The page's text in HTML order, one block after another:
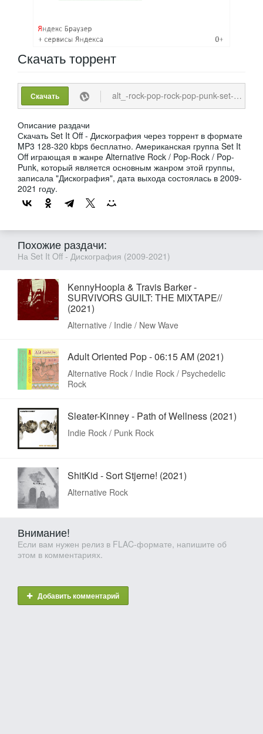
Скачатьторрент
Скачать alt_-rock-pop-rock-pop-punk-set-it-off-kollekcija-9-relizov-2009-2021-mp3-128-320-kbps.torrent
Описание раздачи
Скачать Set It Off - Дискография через торрент в формате
MP3 128-320 kbps бесплатно. Американская группа Set It
Off играющая в жанре Alternative Rock / Pop-Rock / Pop-
Punk, который является основным жанром этой группы,
записала "Дискография", дата выхода состоялась в 2009-
2021 году.
Похожие раздачи:
На Set It Off - Дискография (2009-2021)
KennyHoopla & Travis Barker -
SURVIVORS GUILT: THE MIXTAPE//
(2021)
Alternative / Indie / New Wave
Adult Oriented Pop - 06:15 AM (2021)
Alternative Rock / Indie Rock / Psychedelic
Rock
Sleater-Kinney - Path of Wellness (2021)
Indie Rock / Punk Rock
ShitKid - Sort Stjerne! (2021)
Alternative Rock
Внимание!
Если вам нужен релиз в FLAC-формате, напишите об
этом в комментариях.
Добавить комментарий